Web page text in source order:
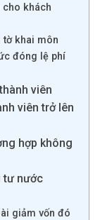
khách
tờ khai môn
đóng lệ phí
viên
viên trở lên
hợp không
tư nước
giảm vốn đó